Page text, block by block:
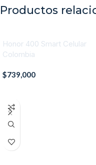
Productos
Honor 400 Smart Celular
Colombia
$739,000